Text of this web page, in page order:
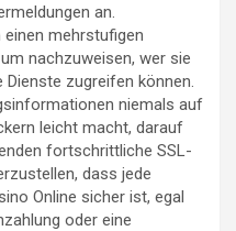
an.
mehrstufigen
nachzuweisen, wer sie
Dienste zugreifen können.
niemals auf
leicht macht, darauf
fortschrittliche SSL-
dass jede
Online sicher ist, egal
oder eine